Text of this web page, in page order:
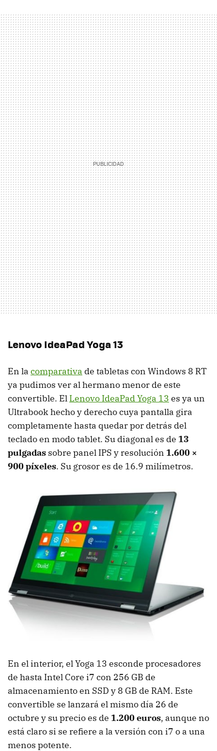
Lenovo IdeaPad Yoga 13
En la comparativa de tabletas con Windows 8 RT
ya pudimos ver al hermano menor de este
convertible. El Lenovo IdeaPad Yoga 13 es ya un
Ultrabook hecho y derecho cuya pantalla gira
completamente hasta quedar por detrás del
teclado en modo tablet. Su diagonal es de 13
pulgadas sobre panel IPS y resolución 1.600 ×
900 píxeles. Su grosor es de 16.9 milímetros.
En el interior, el Yoga 13 esconde procesadores
de hasta Intel Core i7 con 256 GB de
almacenamiento en SSD y 8 GB de RAM. Este
convertible se lanzará el mismo día 26 de
octubre y su precio es de 1.200 euros, aunque no
está claro si se refiere a la versión con i7 o a una
menos potente.